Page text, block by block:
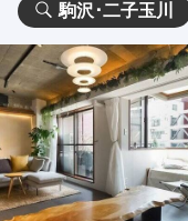
駒沢･二子玉川